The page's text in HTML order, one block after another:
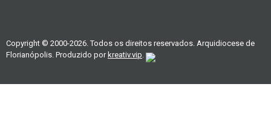
Copyright © 2000-2026. Todos os direitos reservados. Arquidiocese de
Florianópolis. Produzido por kreativ.vip.